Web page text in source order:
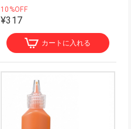
10%OFF
¥317
カートに入れる